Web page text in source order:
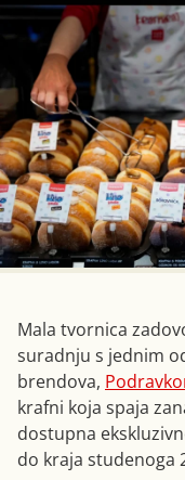
Mala tvornica
suradnju s jednim
brendova,
krafni koja spaja
dostupna
do kraja studenoga